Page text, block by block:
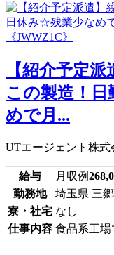
【紹介予定
この製造！
めで月...
UTエージェント株式
給与 月収例
勤務地
埼玉県 三
寮・社宅 なし
仕事内容 食品系工場